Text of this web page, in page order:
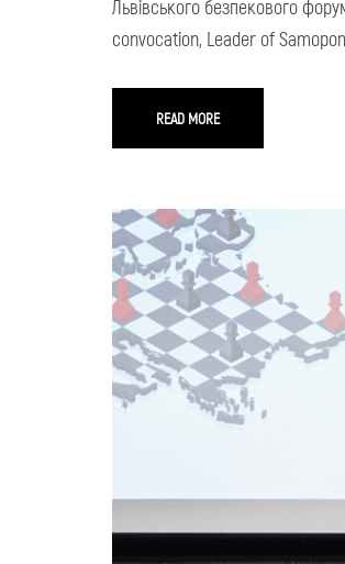
Львівського безпекового
convocation, Leader of
READ MORE